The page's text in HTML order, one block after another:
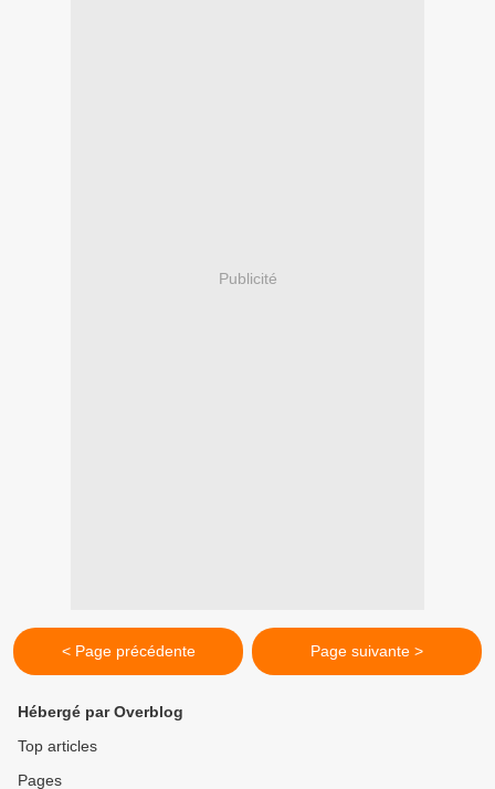
Publicité
< Page précédente Page suivante >
Hébergé par Overblog
Top articles
Pages